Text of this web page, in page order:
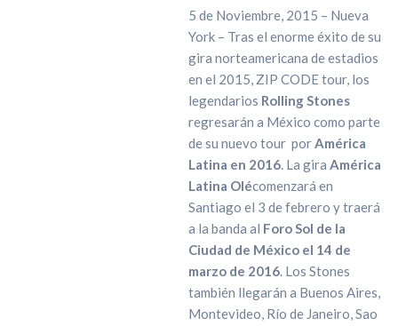
5 de Noviembre, 2015 – Nueva
York – Tras el enorme éxito de su
gira norteamericana de estadios
en el 2015, ZIP CODE tour, los
legendarios Rolling Stones
regresarán a México como parte
de su nuevo tour porAmérica
Latina en 2016. La gira América
Latina Olécomenzará en
Santiago el 3 de febrero y traerá
a la banda al Foro Sol de la
Ciudad de México el 14 de
marzo de 2016. Los Stones
también llegarán a Buenos Aires,
Montevideo, Río de Janeiro, Sao